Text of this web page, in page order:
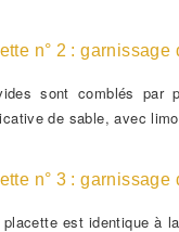
n° 2 :
sont comblés par
de sable, avec
n° 3 :
est identique à